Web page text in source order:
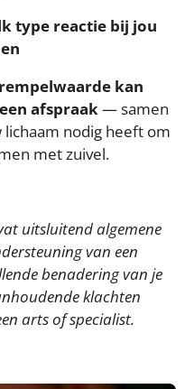
type reactie bij jou
kan
afspraak— samen
nodig heeft om
met zuivel.
uitsluitend algemene
van een
benadering van je
klachten
arts of specialist.